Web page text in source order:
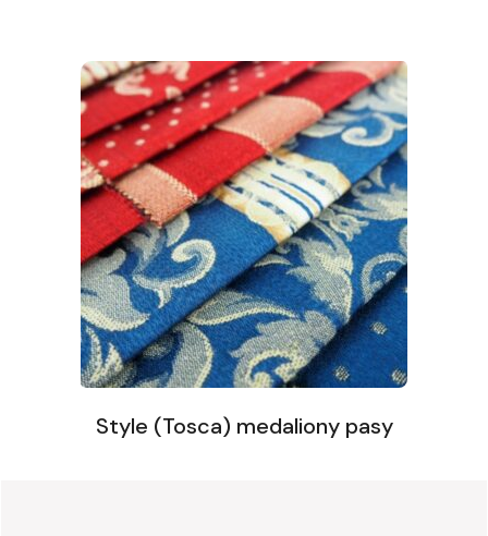
Style (Tosca) medaliony pasy